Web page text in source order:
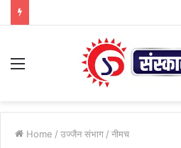
Menu
Home / उज्जैन संभाग / नीमच